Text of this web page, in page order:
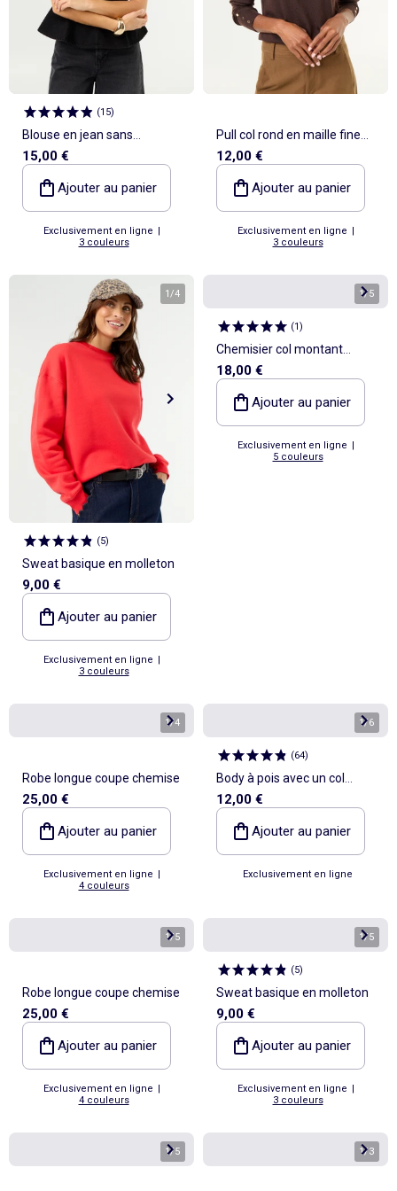
(15)
Blouse en jean sans
manches
15,00 €
Ajouter au panier
Exclusivement en ligne |
3 couleurs
Pull col rond en maille fine
jauge
12,00 €
Ajouter au panier
Exclusivement en ligne |
3 couleurs
1/4
(5)
Sweat basique en molleton
9,00 €
Ajouter au panier
Exclusivement en ligne |
3 couleurs
1/5
(1)
Chemisier col montant
volanté
18,00 €
Ajouter au panier
Exclusivement en ligne |
5 couleurs
1/4
Robe longue coupe chemise
25,00 €
Ajouter au panier
Exclusivement en ligne |
4 couleurs
1/6
(64)
Body à pois avec un col
fantaisie
12,00 €
Ajouter au panier
Exclusivement en ligne
1/5
Robe longue coupe chemise
25,00 €
Ajouter au panier
Exclusivement en ligne |
4 couleurs
1/5
(5)
Sweat basique en molleton
9,00 €
Ajouter au panier
Exclusivement en ligne |
3 couleurs
1/5 1/3